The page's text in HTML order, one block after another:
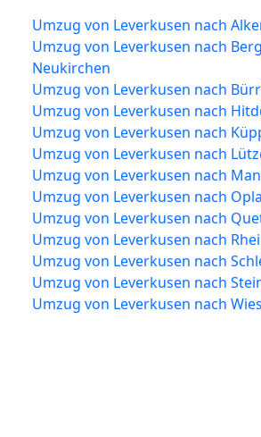
Umzug von Leverkusen nach
Umzug von Leverkusen nach
Neukirchen
Umzug von Leverkusen nach
Umzug von Leverkusen nach
Umzug von Leverkusen nach
Umzug von Leverkusen nach
Umzug von Leverkusen nach
Umzug von Leverkusen nach
Umzug von Leverkusen nach
Umzug von Leverkusen nach
Umzug von Leverkusen nach
Umzug von Leverkusen nach
Umzug von Leverkusen nach